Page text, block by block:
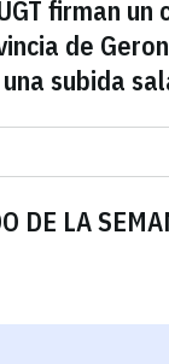
DE LA
firman un
de
subida